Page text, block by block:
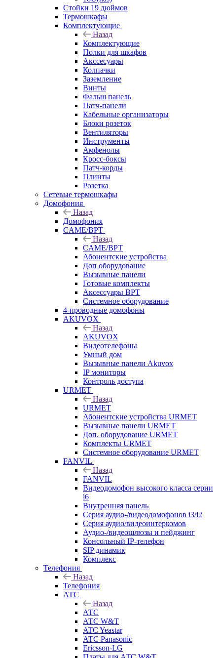
Стойки 19 дюймов
Термошкафы
Комплектующие
Назад
Комплектующие
Полки для шкафов
Акссесуары
Колпачки
Заземление
Винты
Фальш панель
Патч-панели
Кабельные организаторы
Блоки розеток
Вентиляторы
Инструменты
Амфенолы
Кросс-боксы
Патч-корды
Плинты
Розетка
Сетевые термошкафы
Домофония
Назад
Домофония
CAME/BPT
Назад
CAME/BPT
Абонентские устройства
Доп оборудование
Вызывные панели
Готовые комплекты
Аксессуары BPT
Системное оборудование
4-проводные домофоны
AKUVOX
Назад
AKUVOX
Видеотелефоны
Умный дом
Вызывные панели Akuvox
IP мониторы
Контроль доступа
URMET
Назад
URMET
Абонентские устройства URMET
Вызывные панели URMET
Доп. оборудование URMET
Комплекты URMET
Системное оборудование URMET
FANVIL
Назад
FANVIL
Видеодомофон высокого класса серии
i6
Внутренняя панель
Серия аудио-/видеодомофонов i3/i2
Серия аудио/видеоинтеркомов
Аудио-/видеошлюзы и пейджинг
Консольный IP-телефон
SIP динамик
Комплекс
Телефония
Назад
Телефония
АТС
Назад
АТС
АТС W&T
ATC Yeastar
АТС Panasonic
Ericsson-LG